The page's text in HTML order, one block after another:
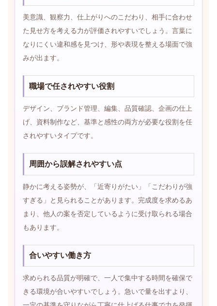
美意識、観察力、仕上がりへのこだわり、相手に合わせ
た見せ方を考える力が評価されやすいでしょう。言葉に
なりにくい違和感を見つけ、形や表現を整える場面で強
みが出ます。
職場で任されやすい役割
デザイン、ブランド管理、編集、品質確認、企画の仕上
げ、資料制作など、基準と感性の両方が必要な役割を任
されやすいタイプです。
周囲から誤解されやすい点
静かに考える姿勢が、「近寄りがたい」「こだわりが強
すぎる」と見られることがあります。完成度を求めるあ
まり、他人の案を否定しているように受け取られる場合
もあります。
合いやすい働き方
求められる品質が明確で、一人で集中する時間を確保で
きる環境が合いやすいでしょう。急いで量を出すより、